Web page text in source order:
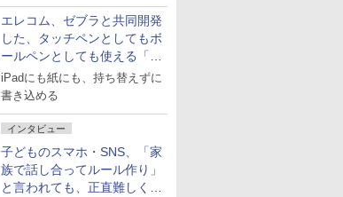
エレコム、ゼブラと共同開発
した、タッチペンとしてもボ
ールペンとしても使える「ス
タイラスツーウェイ」発売
iPadにも紙にも、持ち替えずに
書き込める
インタビュー
子どものスマホ・SNS、「家
族で話し合ってルール作り」
と言われても、正直難しくな